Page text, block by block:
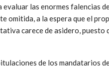
las enormes falencias
omitida, a la espera que el
carece de asidero, puesto
de los mandatarios